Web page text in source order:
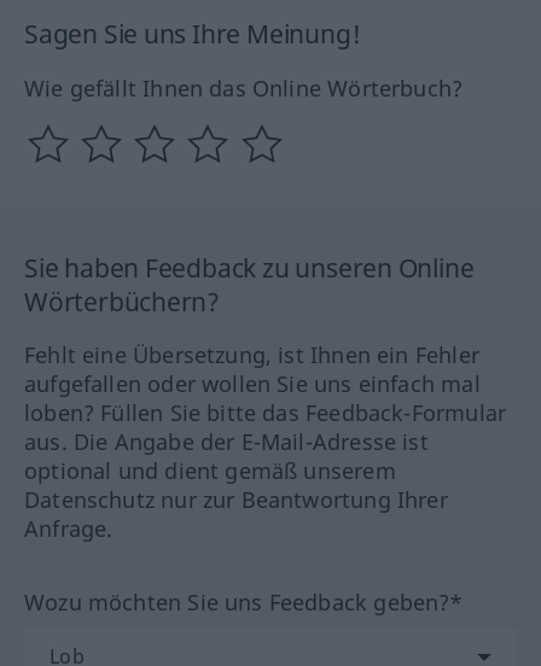
Sagen Sie uns Ihre Meinung!
Wie gefällt Ihnen das Online Wörterbuch?
Sie haben Feedback zu unseren Online
Wörterbüchern?
Fehlt eine Übersetzung, ist Ihnen ein Fehler
aufgefallen oder wollen Sie uns einfach mal
loben? Füllen Sie bitte das Feedback-Formular
aus. Die Angabe der E-Mail-Adresse ist
optional und dient gemäß unserem
Datenschutz nur zur Beantwortung Ihrer
Anfrage.
Wozu möchten Sie uns Feedback geben?*